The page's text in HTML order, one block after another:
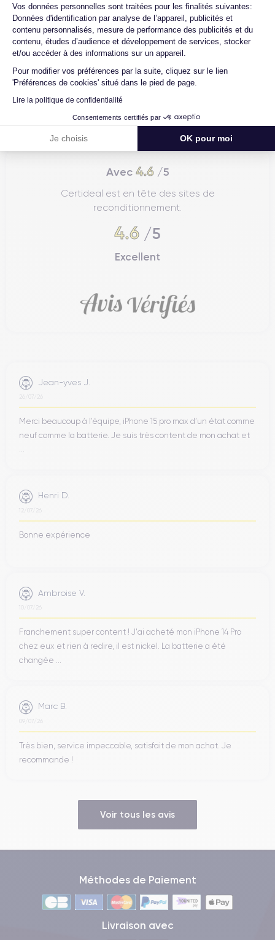
Vos données personnelles sont traitées pour les finalités suivantes:
Données d'identification par analyse de l’appareil, publicités et
contenu personnalisés, mesure de performance des publicités et du
contenu, études d’audience et développement de services, stocker
et/ou accéder à des informations sur un appareil.
Pour modifier vos préférences par la suite, cliquez sur le lien
'Préférences de cookies' situé dans le pied de page.
Lire la politique de confidentialité
Consentements certifiés par
Je choisis OK pour moi
Axeptio consent
Avec 4.6/5
Certideal est en tête des sites de
reconditionnement.
4.6 /5
Excellent
Jean-yves J.
26/07/26
Merci beaucoup à l’équipe, iPhone 15 pro max d’un état comme
neuf comme la batterie. Je suis très content de mon achat et
...
Henri D.
12/07/26
Bonne expérience
Ambroise V.
10/07/26
Franchement super content ! J'ai acheté mon iPhone 14 Pro
chez eux et rien à redire, il est nickel. La batterie a été
changée ...
Marc B.
09/07/26
Très bien, service impeccable, satisfait de mon achat. Je
recommande !
Voir tous les avis
Méthodes de Paiement
Livraison avec